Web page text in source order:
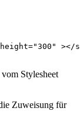
></
Stylesheet
Zuweisung für